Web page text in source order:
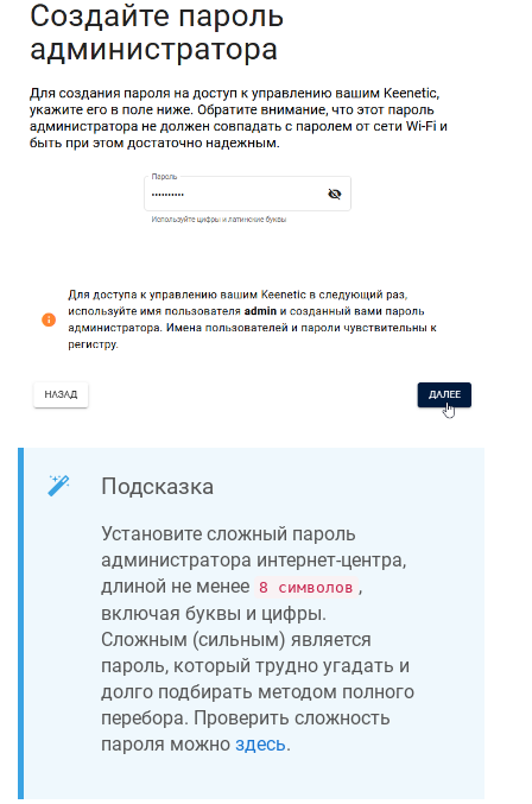
Подсказка
Установите сложный пароль
администратора интернет-центра,
длиной не менее 8 символов ,
включая буквы и цифры.
Сложным (сильным) является
пароль, который трудно угадать и
долго подбирать методом полного
перебора. Проверить сложность
пароля можно здесь.